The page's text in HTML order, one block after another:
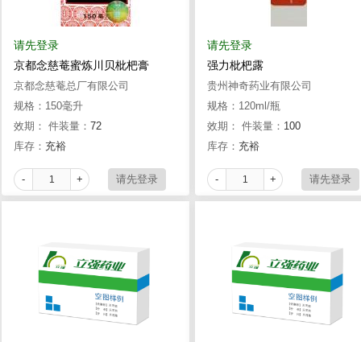
请先登录
京都念慈菴蜜炼川贝枇杷膏
京都念慈菴总厂有限公司
规格：150毫升
效期： 件装量： 72
库存： 充裕
- +
请先登录
强力枇杷露
贵州神奇药业有限公司
规格：120ml/瓶
效期： 件装量： 100
库存： 充裕
- +